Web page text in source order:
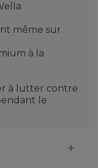
même sur
à la
à lutter contre
le